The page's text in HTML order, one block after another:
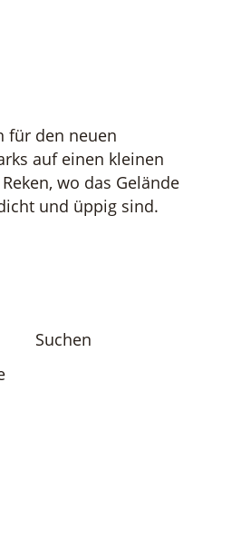
für den neuen
auf einen kleinen
wo das Gelände
und üppig sind.
Suchen